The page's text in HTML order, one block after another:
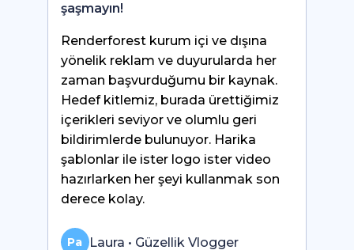
şaşmayın!
Renderforest kurum içi ve dışına
yönelik reklam ve duyurularda her
zaman başvurduğumu bir kaynak.
Hedef kitlemiz, burada ürettiğimiz
içerikleri seviyor ve olumlu geri
bildirimlerde bulunuyor. Harika
şablonlar ile ister logo ister video
hazırlarken her şeyi kullanmak son
derece kolay.
Pa Laura • Güzellik Vlogger